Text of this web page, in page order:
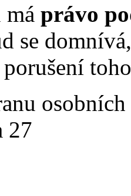
má právo
se
27